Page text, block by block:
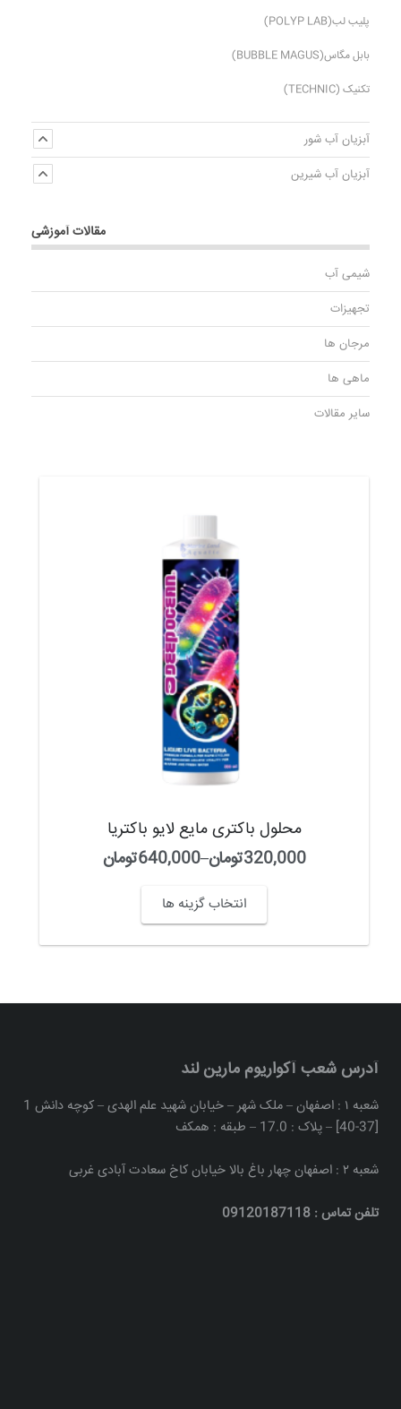
پلیب لب(POLYP LAB)
بابل مگاس(BUBBLE MAGUS)
تکنیک (TECHNIC)
آبزیان آب شور
آبزیان آب شیرین
مقالات آموزشی
شیمی آب
تجهیزات
مرجان ها
ماهی ها
سایر مقالات
کود مایع کربن گیاهی
110,000تومان–
190,000تومان
انتخاب گزینه ها
آدرس شعب آکواریوم مارین لند
شعبه ۱ : اصفهان – ملک شهر – خیابان شهید علم الهدی – کوچه دانش 1
[37-40] – پلاک : 17.0 – طبقه : همکف
شعبه ۲ : اصفهان چهار باغ بالا خیابان کاخ سعادت آبادی غربی
تلفن تماس : 09120187118